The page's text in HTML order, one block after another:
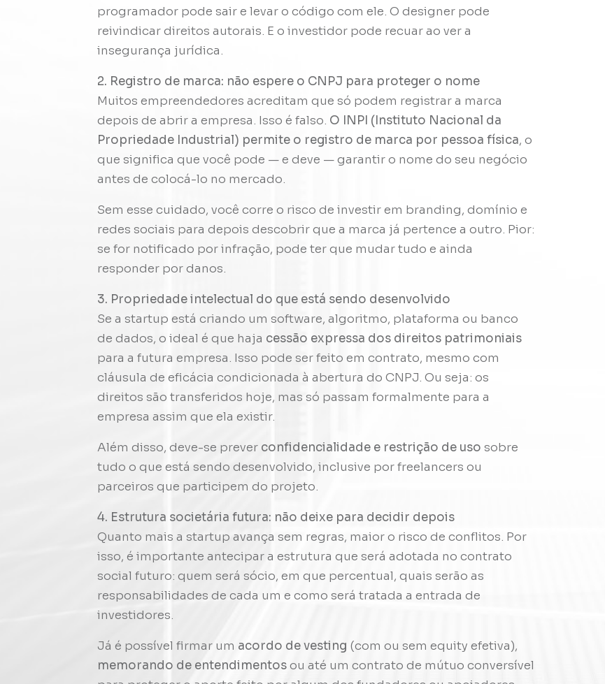
programador pode sair e levar o código com ele. O designer pode
reivindicar direitos autorais. E o investidor pode recuar ao ver a
insegurança jurídica.
2. Registro de marca: não espere o CNPJ para proteger o nome
Muitos empreendedores acreditam que só podem registrar a marca
depois de abrir a empresa. Isso é falso. O INPI (Instituto Nacional da
Propriedade Industrial) permite o registro de marca por pessoa física, o
que significa que você pode — e deve — garantir o nome do seu negócio
antes de colocá-lo no mercado.
Sem esse cuidado, você corre o risco de investir em branding, domínio e
redes sociais para depois descobrir que a marca já pertence a outro. Pior:
se for notificado por infração, pode ter que mudar tudo e ainda
responder por danos.
3. Propriedade intelectual do que está sendo desenvolvido
Se a startup está criando um software, algoritmo, plataforma ou banco
de dados, o ideal é que haja cessão expressa dos direitos patrimoniais
para a futura empresa. Isso pode ser feito em contrato, mesmo com
cláusula de eficácia condicionada à abertura do CNPJ. Ou seja: os
direitos são transferidos hoje, mas só passam formalmente para a
empresa assim que ela existir.
Além disso, deve-se prever confidencialidade e restrição de uso sobre
tudo o que está sendo desenvolvido, inclusive por freelancers ou
parceiros que participem do projeto.
4. Estrutura societária futura: não deixe para decidir depois
Quanto mais a startup avança sem regras, maior o risco de conflitos. Por
isso, é importante antecipar a estrutura que será adotada no contrato
social futuro: quem será sócio, em que percentual, quais serão as
responsabilidades de cada um e como será tratada a entrada de
investidores.
Já é possível firmar um acordo de vesting (com ou sem equity efetiva),
memorando de entendimentosou até um contrato de mútuo conversível